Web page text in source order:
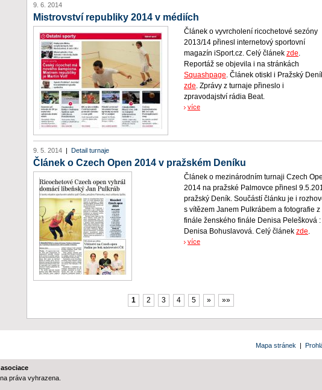
9. 6. 2014
Mistrovství republiky 2014 v médiích
Článek o vyvrcholení ricochetové sezóny
2013/14 přinesl internetový sportovní
magazín iSport.cz. Celý článek zde.
Reportáž se objevila i na stránkách
Squashpage. Článek otiskl i Pražský
zde. Zprávy z turnaje přineslo i
zpravodajství rádia Beat.
více
9. 5. 2014 Detail turnaje
Článek o Czech Open 2014 v pražském Deníku
Článek o mezinárodním turnaji Czech
2014 na pražské Palmovce přinesl
pražský Deník. Součástí článku je i
s vítězem Janem Pulkrábem a fotografie z
finále ženského finále Denisa Pelešková :
Denisa Bohuslavová. Celý článek zde.
více
1 2 3 4 5 » »»
Mapa stránek |
práva vyhrazena.